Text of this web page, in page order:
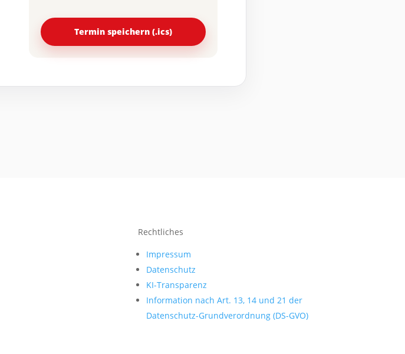
Termin speichern (.ics)
Rechtliches
Impressum
Datenschutz
KI-Transparenz
Information nach Art. 13, 14 und 21 der
Datenschutz-Grundverordnung (DS-GVO)